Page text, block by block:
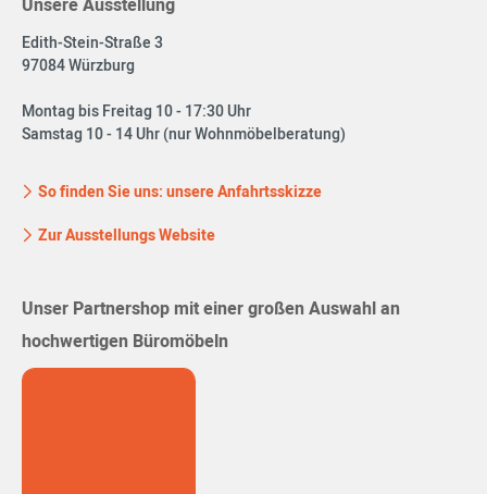
Unsere Ausstellung
Edith-Stein-Straße 3
97084 Würzburg
Montag bis Freitag 10 - 17:30 Uhr
Samstag 10 - 14 Uhr (nur Wohnmöbelberatung)
So finden Sie uns: unsere Anfahrtsskizze
Zur Ausstellungs Website
Unser Partnershop mit einer großen Auswahl an
hochwertigen Büromöbeln